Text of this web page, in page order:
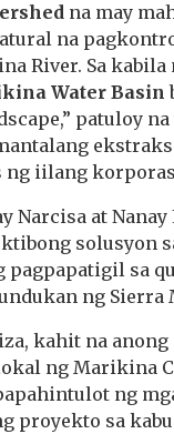
na may
na
River. Sa kabila
Water Basin
patuloy
ng iilang
Narcisa at
solusyon
pagpapatigil sa
ng Sierra
kahit na
ng Marikina
ng
proyekto sa